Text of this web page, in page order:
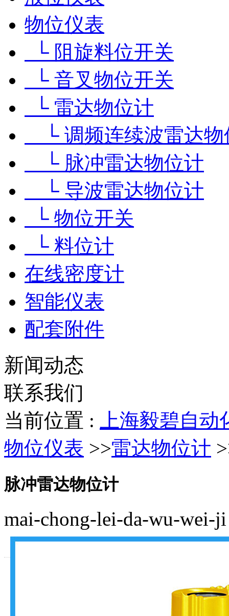
物位仪表
└ 阻旋料位开关
└ 音叉物位开关
└ 雷达物位计
└ 调频连续波雷达物
└ 脉冲雷达物位计
└ 导波雷达物位计
└ 物位开关
└ 料位计
在线密度计
智能仪表
配套附件
新闻动态
联系我们
当前位置 :
上海毅碧自
物位仪表 >>雷达物位计
脉冲雷达物位计
mai-chong-lei-da-wu-wei-ji